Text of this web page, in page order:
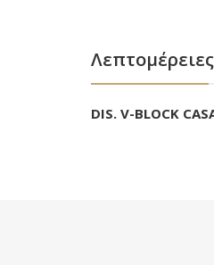
Λεπτομέρειες
DIS. V-BLOCK